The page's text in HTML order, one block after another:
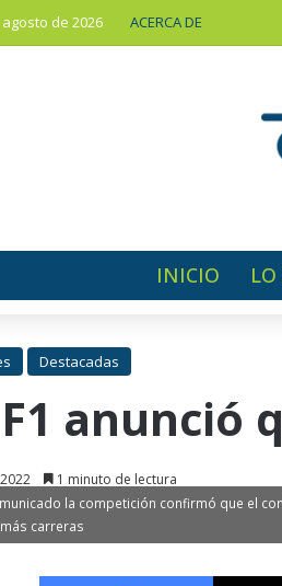
de 2026 ACERCA DE
INICIO
Destacadas
anunció
1 minuto de lectura
la competición confirmó que el
carreras
Facebook